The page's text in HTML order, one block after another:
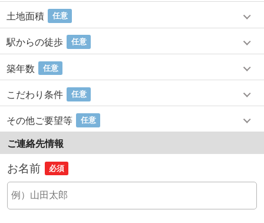
土地面積 任意
駅からの徒歩 任意
築年数 任意
こだわり条件 任意
その他ご要望等 任意
ご連絡先情報
お名前 必須